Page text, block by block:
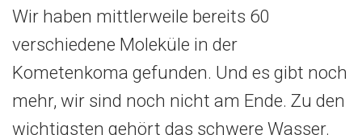
Wir haben mittlerweile bereits 60
verschiedene Moleküle in der
Kometenkoma gefunden. Und es gibt noch
mehr, wir sind noch nicht am Ende. Zu den
wichtigsten gehört das schwere Wasser.